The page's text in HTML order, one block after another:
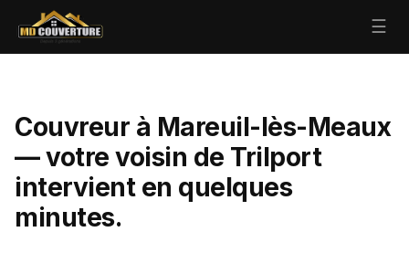
☰
Couvreur à Mareuil-lès-Meaux
— votre voisin de Trilport
intervient en quelques
minutes.